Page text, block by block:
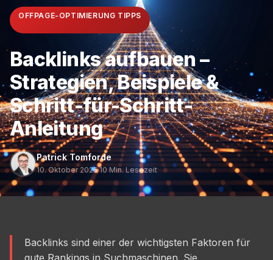
OFFPAGE-OPTIMIERUNG TIPPS
Backlinks aufbauen –
Strategien, Beispiele &
Schritt-für-Schritt-
Anleitung
Patrick Tomforde
10. Oktober 2025·10 Min. Lesezeit
Backlinks sind einer der wichtigsten Faktoren für
gute Rankings in Suchmaschinen. Sie